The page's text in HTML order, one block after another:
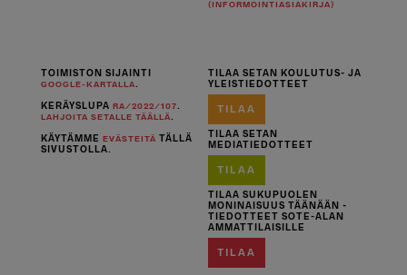
(INFORMOINTIASIAKIRJA)
TOIMISTON SIJAINTI
GOOGLE-KARTALLA.
KERÄYSLUPARA/2022/107.
LAHJOITA SETALLE TÄÄLLÄ.
KÄYTÄMMEEVÄSTEITÄ TÄLLÄ
SIVUSTOLLA.
TILAA SETAN KOULUTUS- JA
YLEISTIEDOTTEET
TILAA
TILAA SETAN
MEDIATIEDOTTEET
TILAA
TILAA SUKUPUOLEN
MONINAISUUS TÄÄNÄÄN -
TIEDOTTEET SOTE-ALAN
AMMATTILAISILLE
TILAA